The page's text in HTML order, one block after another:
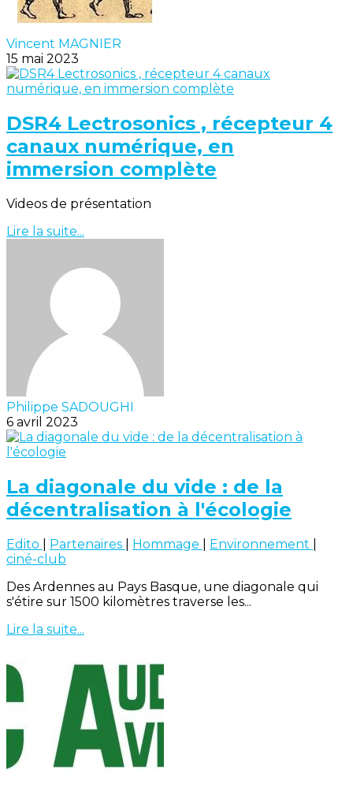
Vincent MAGNIER
15 mai 2023
DSR4 Lectrosonics , récepteur 4
canaux numérique, en
immersion complète
Videos de présentation
Lire la suite...
Philippe SADOUGHI
6 avril 2023
La diagonale du vide : de la
décentralisation à l'écologie
Edito Partenaires Hommage Environnement
ciné-club
Des Ardennes au Pays Basque, une diagonale qui
s'étire sur 1500 kilomètres traverse les...
Lire la suite...